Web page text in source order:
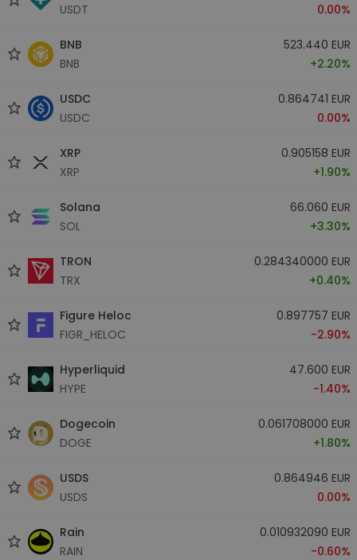
USDT
0.00%
BNB
BNB
523.440 EUR
+2.20%
USDC
USDC
0.864741 EUR
0.00%
XRP
XRP
0.905158 EUR
+1.90%
Solana
SOL
66.060 EUR
+3.30%
TRON
TRX
0.284340000 EUR
+0.40%
Figure Heloc
FIGR_HELOC
0.897757 EUR
-2.90%
Hyperliquid
HYPE
47.600 EUR
-1.40%
Dogecoin
DOGE
0.061708000 EUR
+1.80%
USDS
USDS
0.864946 EUR
0.00%
Rain
RAIN
0.010932090 EUR
-0.60%